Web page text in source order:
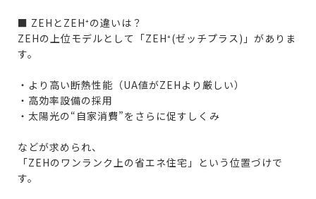
■ ZEHとZEH⁺の違いは？
ZEHの上位モデルとして「ZEH⁺(ゼッチプラス)」がありま
す。
・より高い断熱性能（UA値がZEHより厳しい）
・高効率設備の採用
・太陽光の“自家消費”をさらに促すしくみ
などが求められ、
「ZEHのワンランク上の省エネ住宅」という位置づけで
す。